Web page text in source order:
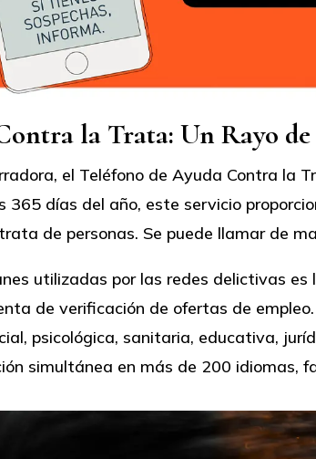
la Trata: Un Rayo de
el Teléfono de Ayuda Contra la
365 días del año, este servicio
de personas. Se puede llamar de
utilizadas por las redes delictivas
de verificación de ofertas de
psicológica, sanitaria, educativa,
simultánea en más de 200 idiomas,